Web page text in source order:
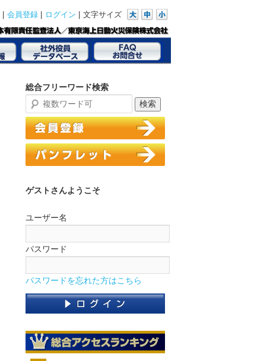
会員登録 ログイン 文字サイズ
総合フリーワード検索
ゲストさんようこそ
ユーザー名
パスワード
パスワードを忘れた方はこちら